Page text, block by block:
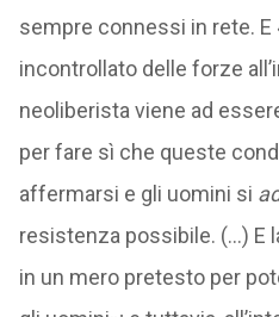
sempre connessi in rete. E
incontrollato delle forze
neoliberista viene ad
per fare sì che queste
affermarsi e gli uomini si
resistenza possibile. (…) E
in un mero pretesto per